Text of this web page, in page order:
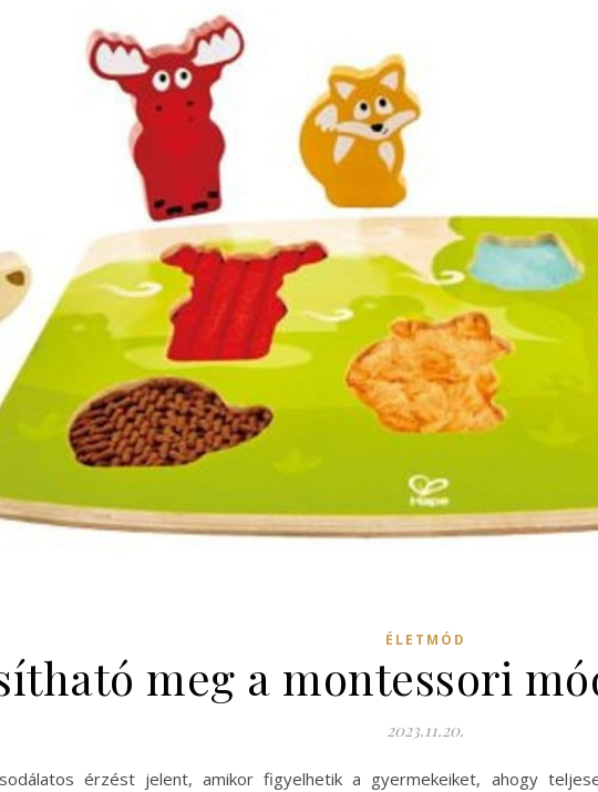
ÉLETMÓD
meg a montessori
2023.11.20.
érzést jelent, amikor figyelhetik a gyermekeiket, ahogy